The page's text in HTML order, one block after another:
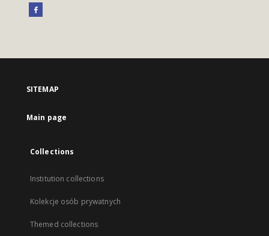
SITEMAP
Main page
Collections
Institution collections
Kolekcje osób prywatnych
Themed collections